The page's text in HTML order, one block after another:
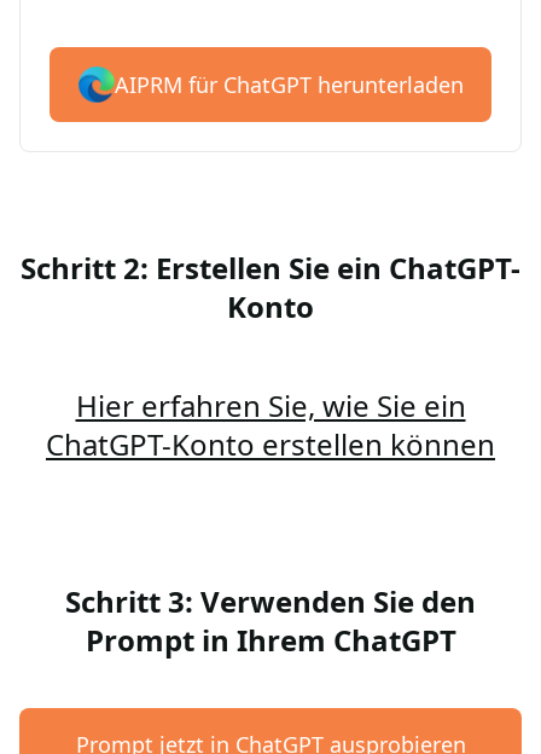
AIPRM für ChatGPT herunterladen
Schritt 2: Erstellen Sie ein ChatGPT-
Konto
Hier erfahren Sie, wie Sie ein
ChatGPT-Konto erstellen können
Schritt 3: Verwenden Sie den
Prompt in Ihrem ChatGPT
Prompt jetzt in ChatGPT ausprobieren